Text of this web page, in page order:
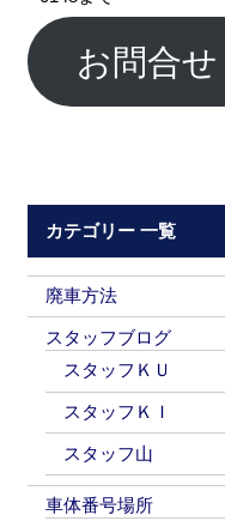
お問合せ
カテゴリー 一覧
廃車方法
スタッフブログ
スタッフＫＵ
スタッフＫＩ
スタッフ山
車体番号場所